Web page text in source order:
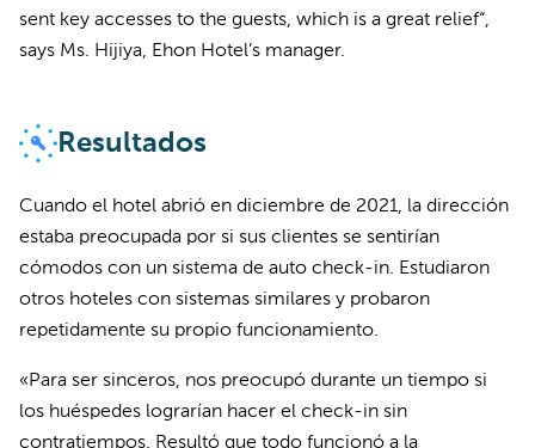
sent key accesses to the guests, which is a great relief“,
says Ms. Hijiya, Ehon Hotel’s manager.
Resultados
Cuando el hotel abrió en diciembre de 2021, la dirección
estaba preocupada por si sus clientes se sentirían
cómodos con un sistema de auto check-in. Estudiaron
otros hoteles con sistemas similares y probaron
repetidamente su propio funcionamiento.
«Para ser sinceros, nos preocupó durante un tiempo si
los huéspedes lograrían hacer el check-in sin
contratiempos. Resultó que todo funcionó a la